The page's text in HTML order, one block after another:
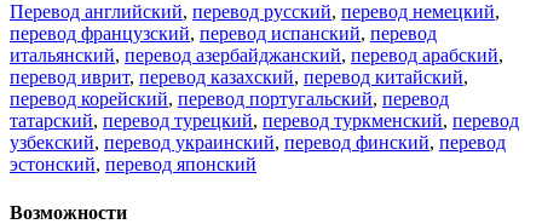
Перевод английский, перевод русский, перевод немецкий,
перевод французский, перевод испанский, перевод
итальянский, перевод азербайджанский, перевод арабский,
перевод иврит, перевод казахский, перевод китайский,
перевод корейский, перевод португальский, перевод
татарский, перевод турецкий, перевод туркменский, перевод
узбекский, перевод украинский, перевод финский, перевод
эстонский, перевод японский
Возможности